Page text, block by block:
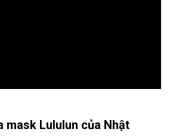
mask Lululun của Nhật